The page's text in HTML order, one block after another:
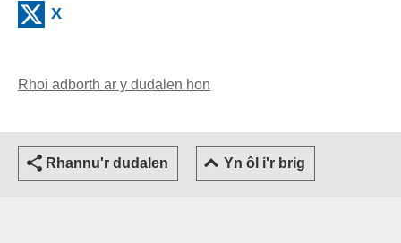
X
Rhoi adborth ar y dudalen hon
Rhannu'r dudalen Yn ôl i'r brig